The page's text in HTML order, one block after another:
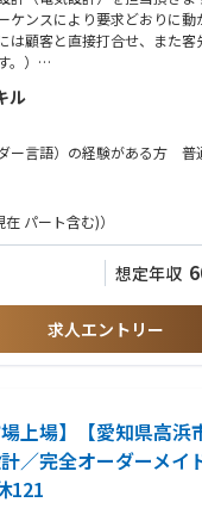
改良や次世代機種の開発に
ようなジャンルもご担当いた
品
盤フェーズにおいて中国や
品改善対応）といった海外出
間程
の日帰り出張が2か月に1回程
ケンスにより要求どおりに動
は顧客と直接打合せ、また客
）
フォン部品などを生産するた
機、搬送機械など）の制御設
電メーカ様より、一品一様の
でその対応を御願い致します
設備をお求めになっているか
設計を担当頂きます。電気設
プログラミング、ロボット
ションに関しては、海外の工
ル
ー言語）の経験がある方 普
パート含む)）
想定年収
求人エントリー
場上場】【愛知県高
／完全オーダーメ
121